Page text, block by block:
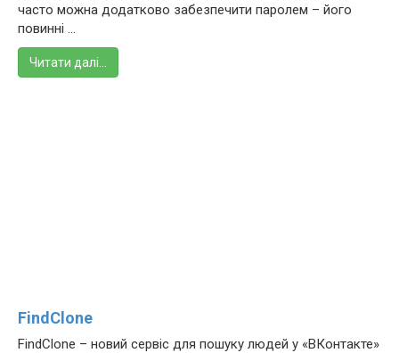
часто можна додатково забезпечити паролем – його
повинні ...
Читати далі…
FindClone
FindClone – новий сервіс для пошуку людей у «ВКонтакте»